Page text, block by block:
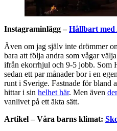
Instagraminlägg –Hållbart med
Även om jag själv inte drömmer
bara att följa andra som vågar
ifrån ekorrhjul och 9-5 jobb. Som
sedan ett par månader bor i en
runt i Sverige. Fastnade för bland
hittar i sin helhet här. Men även
vanlivet på ett äkta sätt.
Artikel – Våra barns klimat: